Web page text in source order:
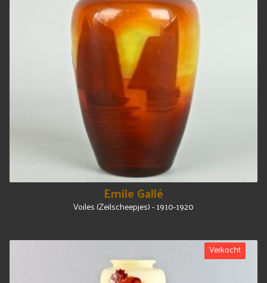
Emile Gallé
Voiles (Zeilscheepjes) - 1910-1920
Verkocht